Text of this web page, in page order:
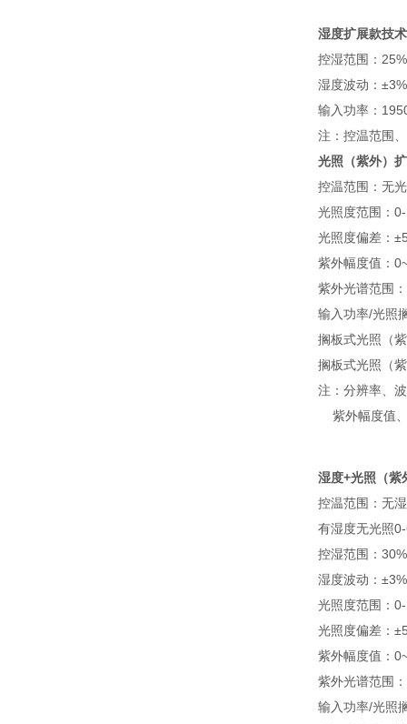
湿度扩展款技
控湿范围：
湿度波动：±3%
输入功率：
注：控温范围
光照（紫外）
控温范围：无
光照度范围：
光照度偏差：
紫外幅度值：
紫外光谱范围
输入功率/光照
搁板式光照（
搁板式光照（
注：分辨率、
紫外幅度值
湿度+光照（紫
控温范围：无
有湿度无光照
控湿范围：
湿度波动：±3%
光照度范围：
光照度偏差：
紫外幅度值：
紫外光谱范围
输入功率/光照